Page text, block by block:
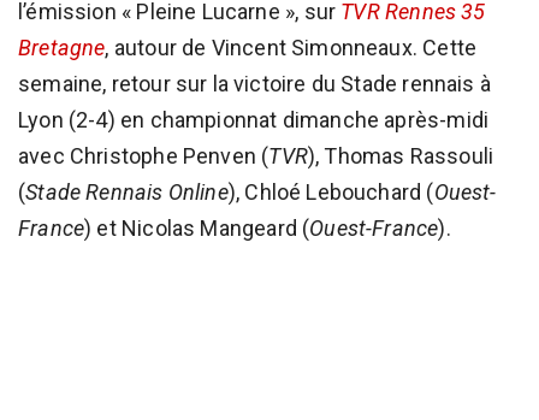
l’émission « Pleine Lucarne », sur TVR Rennes 35
Bretagne, autour de Vincent Simonneaux. Cette
semaine, retour sur la victoire du Stade rennais à
Lyon (2-4) en championnat dimanche après-midi
avec Christophe Penven (TVR), Thomas Rassouli
(Stade Rennais Online), Chloé Lebouchard (Ouest-
France) et Nicolas Mangeard (Ouest-France).